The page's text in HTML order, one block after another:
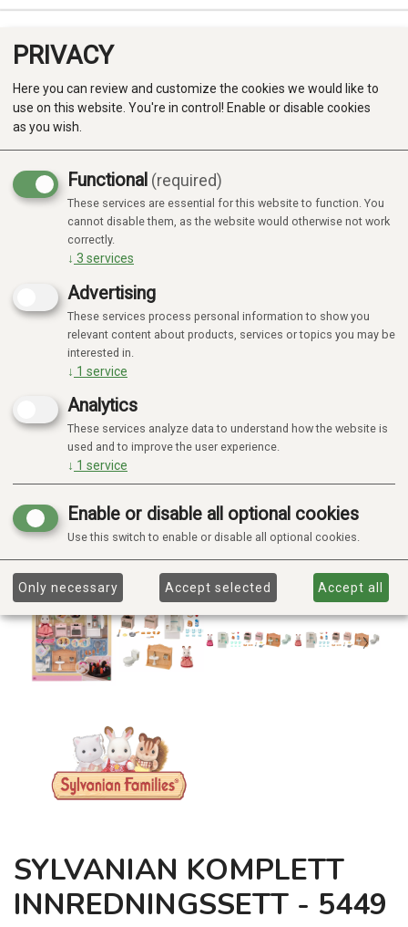
Produkter
Kategorier
Campaign
SYLVANIAN KOMPLETT
INNREDNINGSSETT - 5449
PRIVACY
Here you can review and customize the cookies we would like to
use on this website. You're in control! Enable or disable cookies
as you wish.
Functional (required)
These services are essential for this website to function. You
cannot disable them, as the website would otherwise not work
correctly.
↓ 3 services
Advertising
These services process personal information to show you
relevant content about products, services or topics you may be
interested in.
↓ 1 service
Analytics
These services analyze data to understand how the website is
used and to improve the user experience.
↓ 1 service
Enable or disable all optional cookies
Use this switch to enable or disable all optional cookies.
Only necessary Accept selected Accept all